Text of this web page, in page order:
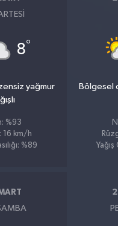
8°
yağmur
%93
16 km/h
%89
Bölgesel
Yağış